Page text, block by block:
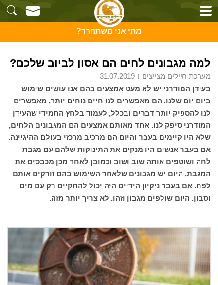
מתי אני משתחרר?
למה מגבונים לחים הם אסון לביוב שלכם?
מערכת חיילים מצייצים
בעידן המודרני יש לא מעט אמצעים בהם אנו עושים שימוש
ביום יום שלנו. הם מאפשרים לנו חיים נוחים יותר, מאפשרים
לנו להספיק יותר דברים ובכלל, לעמוד בלחץ התמידי שהעידן
המודרני סיפק לנו. אחד מאותם אמצעים הם המגבונים הלחים,
שלא היו קיימים בעבר והיום הם מרכיב מרכזי בעולם ההיגיינה.
אם בעבר אנשים היו מנקים את התינוקות שלהם עם מגבת
לחה ושוטפים אותה שוב ושוב וכמובן לאחר מכן מכבסים את
המגבת, היום יש מגבונים שלאחר השימוש בהם זורקים אותם
לפח. אם בעבר ניקיון הידיים היה יכול להתקיים רק עם מים
וסבון, היום שולפים מגבון וזהו, לא צריך יותר מזה.